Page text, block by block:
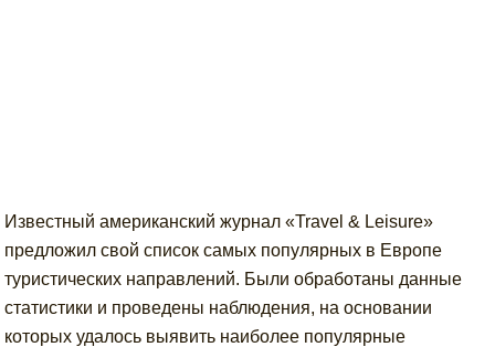
Известный американский журнал «Travel & Leisure»
предложил свой список самых популярных в Европе
туристических направлений. Были обработаны данные
статистики и проведены наблюдения, на основании
которых удалось выявить наиболее популярные